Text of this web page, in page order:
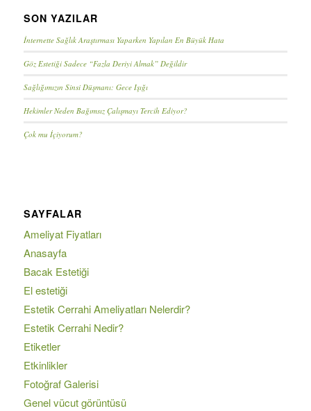
SON YAZILAR
İnternette Sağlık Araştırması Yaparken Yapılan En Büyük Hata
Göz Estetiği Sadece “Fazla Deriyi Almak” Değildir
Sağlığımızın Sinsi Düşmanı: Gece Işığı
Hekimler Neden Bağımsız Çalışmayı Tercih Ediyor?
Çok mu İçiyorum?
SAYFALAR
Ameliyat Fiyatları
Anasayfa
Bacak Estetiği
El estetiği
Estetik Cerrahi Ameliyatları Nelerdir?
Estetik Cerrahi Nedir?
Etiketler
Etkinlikler
Fotoğraf Galerisi
Genel vücut görüntüsü